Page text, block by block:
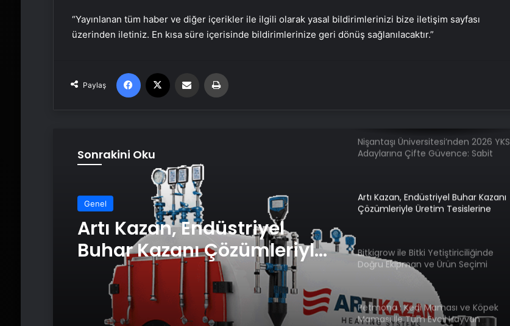
“Yayınlanan tüm haber ve diğer içerikler ile ilgili olarak yasal bildirimlerinizi bize iletişim sayfası
üzerinden iletiniz. En kısa süre içerisinde bildirimlerinize geri dönüş sağlanılacaktır.”
Paylaş
Facebook Email'den paylaş
Sonrakini Oku
Genel
Artı Kazan, Endüstriyel
Buhar Kazanı Çözümleriyle
Üretim Tesislerine Verimli
Sistemler Sunuyor
Eşya Depolama Rehberi
Nişantaşı Üniversitesi’nden 2026 YKS
Adaylarına Çifte Güvence: Sabit
Artı Kazan, Endüstriyel Buhar Kazanı
Çözümleriyle Üretim Tesislerine
Bitkigrow ile Bitki Yetiştiriciliğinde
Doğru Ekipman ve Ürün Seçimi
Petmona : Kedi Maması ve Köpek
Maması İle Tüm Evcil Hayvan